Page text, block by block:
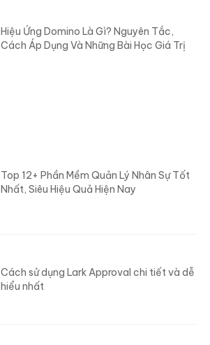
Hiệu Ứng Domino Là Gì? Nguyên Tắc,
Cách Áp Dụng Và Những Bài Học Giá Trị
Top 12+ Phần Mềm Quản Lý Nhân Sự Tốt
Nhất, Siêu Hiệu Quả Hiện Nay
Cách sử dụng Lark Approval chi tiết và dễ
hiểu nhất